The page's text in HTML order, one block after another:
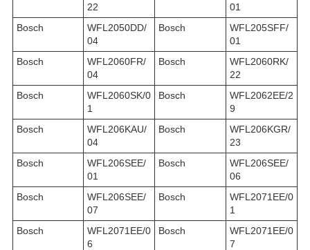
22
01
Bosch
WFL2050DD/
04
Bosch
WFL205SFF/
01
Bosch
WFL2060FR/
04
Bosch
WFL2060RK/
22
Bosch
WFL2060SK/0
1
Bosch
WFL2062EE/2
9
Bosch
WFL206KAU/
04
Bosch
WFL206KGR/
23
Bosch
WFL206SEE/
01
Bosch
WFL206SEE/
06
Bosch
WFL206SEE/
07
Bosch
WFL2071EE/0
1
Bosch
WFL2071EE/0
6
Bosch
WFL2071EE/0
7